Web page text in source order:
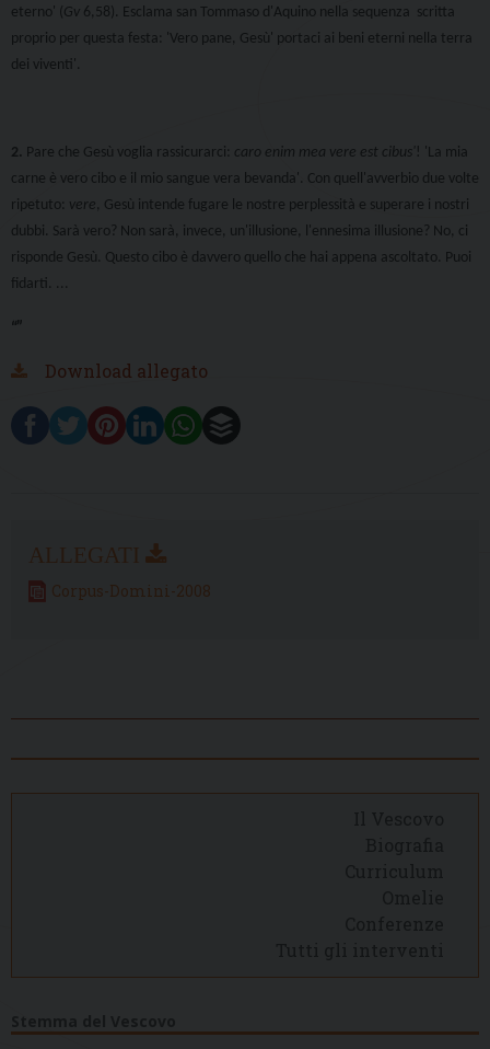
eterno' ( Gv 6,58). Esclama san Tommaso d'Aquino nella sequenza scritta
proprio per questa festa: 'Vero pane, Gesù' portaci ai beni eterni nella terra
dei viventi'.
2. Pare che Gesù voglia rassicurarci: caro enim mea vere est cibus' ! 'La mia
carne è vero cibo e il mio sangue vera bevanda'. Con quell'avverbio due volte
ripetuto: vere, Gesù intende fugare le nostre perplessità e superare i nostri
dubbi. Sarà vero? Non sarà, invece, un'illusione, l'ennesima illusione? No, ci
risponde Gesù. Questo cibo è davvero quello che hai appena ascoltato. Puoi
fidarti. ...
“”
Download allegato
Corpus-Domini-2008